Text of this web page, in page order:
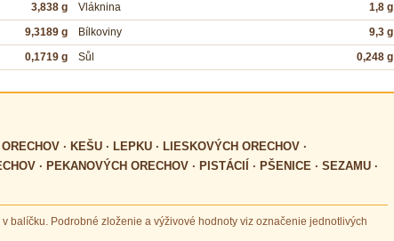
3,838 g
9,3189 g
0,1719 g
Vláknina
1,8 g
Bílkoviny
9,3 g
Sůl
0,248 g
· KEŠU · LEPKU · LIESKOVÝCH ORECHOV ·
· PEKANOVÝCH ORECHOV · PISTÁCIÍ · PŠENICE · SEZAMU ·
balíčku. Podrobné zloženie a výživové hodnoty viz označenie jednotlivých